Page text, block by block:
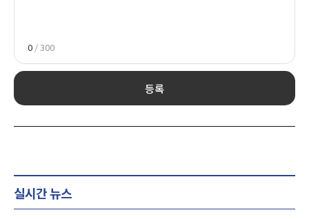
0 / 300
등록
실시간 뉴스